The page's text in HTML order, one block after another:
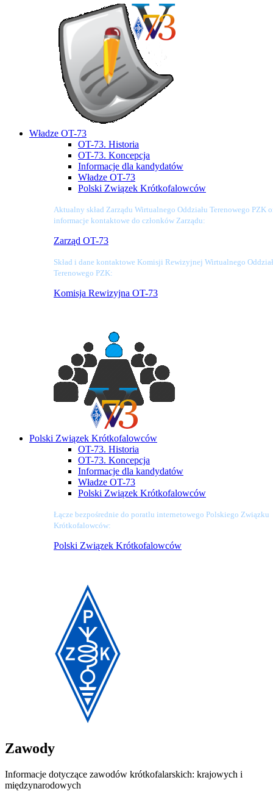
Władze OT-73
OT-73. Historia
OT-73. Koncepcja
Informacje dla kandydatów
Władze OT-73
Polski Związek Krótkofalowców
Aktualny skład Zarządu Wirtualnego Oddziału Terenowego PZK
informacje kontaktowe do członków Zarządu:
Zarząd OT-73
Skład i dane kontaktowe Komisji Rewizyjnej Wirtualnego
Terenowego PZK:
Komisja Rewizyjna OT-73
Polski Związek Krótkofalowców
OT-73. Historia
OT-73. Koncepcja
Informacje dla kandydatów
Władze OT-73
Polski Związek Krótkofalowców
Łącze bezpośrednie do poratlu internetowego Polskiego Związku
Krótkofalowców:
Polski Związek Krótkofalowców
Zawody
Informacje dotyczące zawodów krótkofalarskich: krajowych i
międzynarodowych